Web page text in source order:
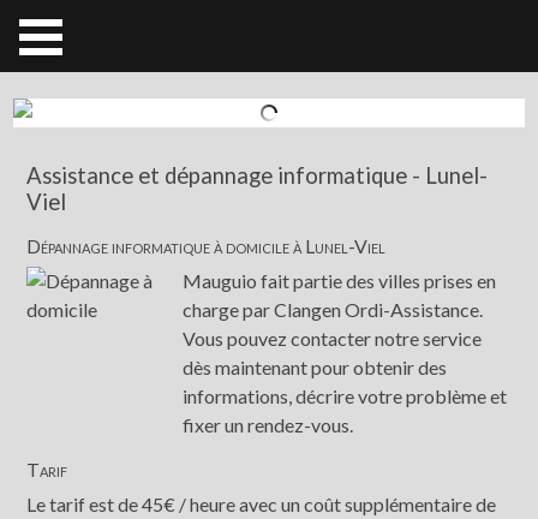
Assistance et dépannage informatique - Lunel-
Viel
Dépannage informatique à domicile à Lunel-Viel
Mauguio fait partie des villes prises en
charge par Clangen Ordi-Assistance.
Vous pouvez contacter notre service
dès maintenant pour obtenir des
informations, décrire votre problème et
fixer un rendez-vous.
Tarif
Le tarif est de 45€ / heure avec un coût supplémentaire de